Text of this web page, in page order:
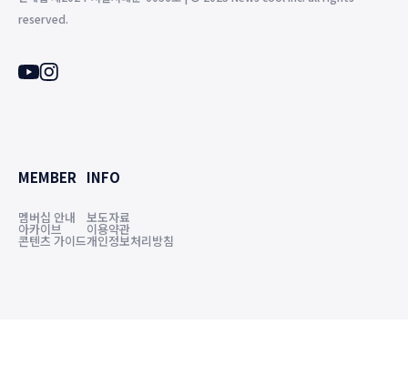
reserved.
MEMBER
멤버십 안내
아카이브
콘텐츠 가이드
INFO
보도자료
이용약관
개인정보처리방침